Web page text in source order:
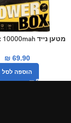
מטען נייד power box 10000mah
₪69.90
הוספה לסל